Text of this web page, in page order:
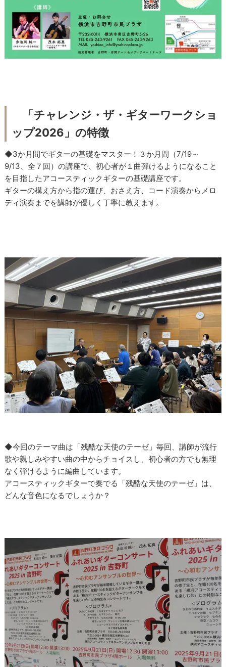
「チャレンジ・ザ・ギターワークショ
ップ2026」の特徴
◆3か月間でギターの基礎をマスター！３か月間（7/19～
9/13、全７回）の講座で、初心者が１曲弾けるようになること
を目指したアコースティックギターの基礎講座です。
ギターの構え方から指の運び、おさえ方、コード演奏からメロ
ディ演奏までを講師が優しく丁寧に教えます。
◆今回のテーマ曲は「残酷な天使のテーゼ」毎回、講師が流行
歌や親しみやすい曲の中からチョイスし、初心者の方でも無理
なく弾けるように編曲しています。
アコースティックギターで奏でる「残酷な天使のテーゼ」は、
どんな音色になるでしょうか？